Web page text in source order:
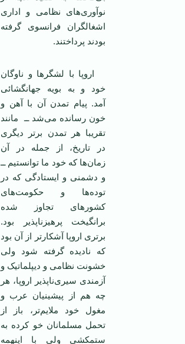
نوآوری‌های نظامی و اداری
اشغالگران فرانسوی گرفته
بودند پرداختند.
اروپا با لشگرها و ناوگان
خود و به بويه جهانگشائی
آمد. پيام تمدن آن با آهن و
خون رسانده می‌شد ــ مانند
تقريبا هر تمدن برتر ديگری
در تاريخ، از جمله در آن
زمان‌ها که خود ما توانستيم ــ
و دشمنی و ايستادگی که در
توده‌ها و حکومت‌های
کشورهای تجاوز شده
برانگيخت پرهيزناپذير بود.
برتری اروپا آشکارتر از آن بود
که ناديده گرفته شود ولی
خشونت نظامی و ديپلماتيک و
آزمندی سيری‌ناپذير اروپا، هر
چه هم از پيشينيان عرب و
مغول خود ملايم‌تر، باز از
تحمل مسلمانان خو کرده به
ستمکشی ولی با اينهمه